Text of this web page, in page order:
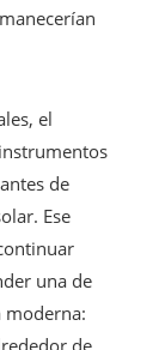
el
de
Ese
una de
moderna: